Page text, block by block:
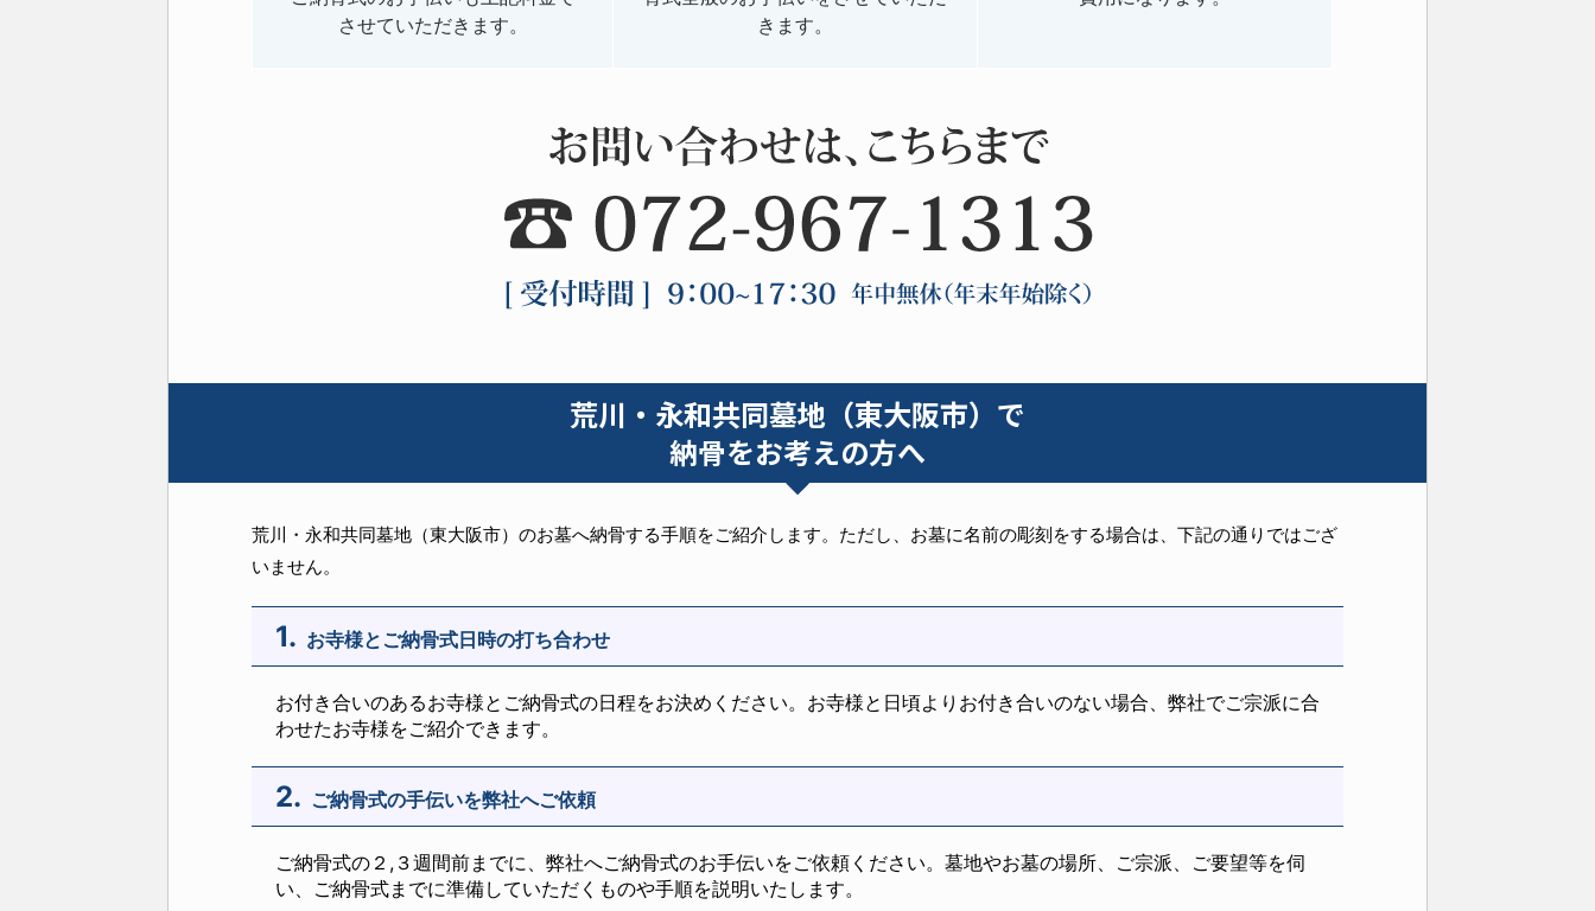
させていただきます。
きます。
荒川・永和共同墓地（東大阪市）で
納骨をお考えの方へ
荒川・永和共同墓地（東大阪市）のお墓へ納骨する手順をご紹介します。ただし、お墓に名前の彫刻をする場合は、下記の通りではござ
いません。
1. お寺様とご納骨式日時の打ち合わせ
お付き合いのあるお寺様とご納骨式の日程をお決めください。お寺様と日頃よりお付き合いのない場合、弊社でご宗派に合
わせたお寺様をご紹介できます。
2. ご納骨式の手伝いを弊社へご依頼
ご納骨式の２,３週間前までに、弊社へご納骨式のお手伝いをご依頼ください。墓地やお墓の場所、ご宗派、ご要望等を伺
い、ご納骨式までに準備していただくものや手順を説明いたします。